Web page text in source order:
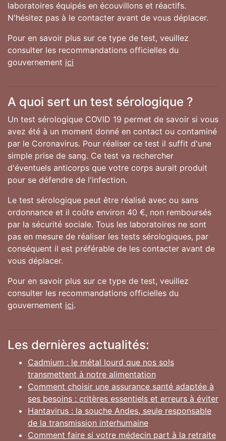
laboratoires équipés en écouvillons et réactifs.
N'hésitez pas à le contacter avant de vous déplacer.
Pour en savoir plus sur ce type de test, veuillez
consulter les recommandations officielles du
gouvernement ici
A quoi sert un test sérologique ?
Un test sérologique COVID 19 permet de savoir si vous
avez été à un moment donné en contact ou contaminé
par le Coronavirus. Pour réaliser ce test il suffit d'une
simple prise de sang. Ce test va rechercher
d'éventuels anticorps que votre corps aurait produit
pour se défendre de l'infection.
Le test sérologique peut être réalisé avec ou sans
ordonnance et il coûte environ 40 €, non remboursés
par la sécurité sociale. Tous les laboratoires ne sont
pas en mesure de réaliser les tests sérologiques, par
conséquent il est préférable de les contacter avant de
vous déplacer.
Pour en savoir plus sur ce type de test, veuillez
consulter les recommandations officielles du
gouvernement ici.
Les dernières actualités:
Cadmium : le métal lourd que nos sols
transmettent à notre alimentation
Comment choisir une assurance santé adaptée à
ses besoins : critères essentiels et erreurs à éviter
Hantavirus : la souche Andes, seule responsable
de la transmission interhumaine
Comment faire si votre médecin part à la retraite